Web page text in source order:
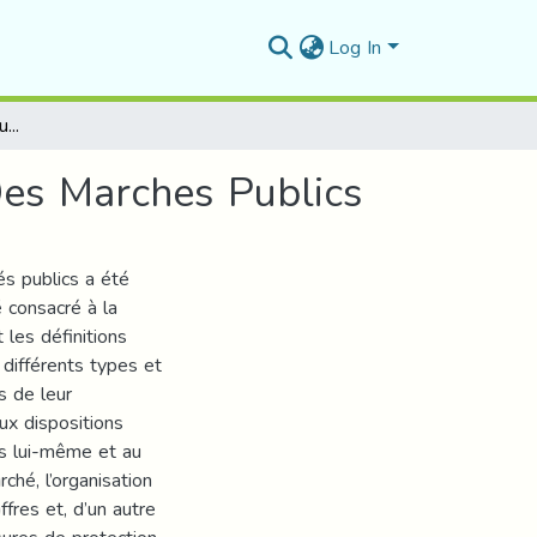
Log In
L’encadrement Juridique Du Cahier Des Charges Des Marches Publics
Marches Publics
publics a été
à la
les définitions
types et
de leur
dispositions
lui-même et au
l’organisation
et, d’un autre